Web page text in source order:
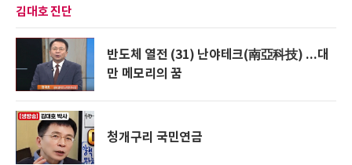
김대호 진단
반도체 열전 (31) 난야테크(南亞科技) ...대
만 메모리의 꿈
청개구리 국민연금